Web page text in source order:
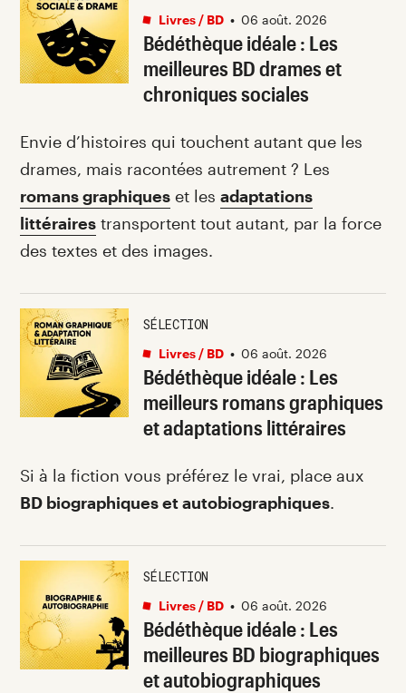
Bédéthèque idéale : Les
meilleures BD drames et
chroniques sociales
Livres / BD • 06 août. 2026
Envie d’histoires qui touchent autant que les
drames, mais racontées autrement ? Les
romans graphiques et les adaptations
littéraires transportent tout autant, par la force
des textes et des images.
Bédéthèque idéale : Les
meilleurs romans graphiques
et adaptations littéraires
SÉLECTION
Livres / BD • 06 août. 2026
Si à la fiction vous préférez le vrai, place aux
BD biographiques et autobiographiques.
Bédéthèque idéale : Les
meilleures BD biographiques
et autobiographiques
SÉLECTION
Livres / BD • 06 août. 2026